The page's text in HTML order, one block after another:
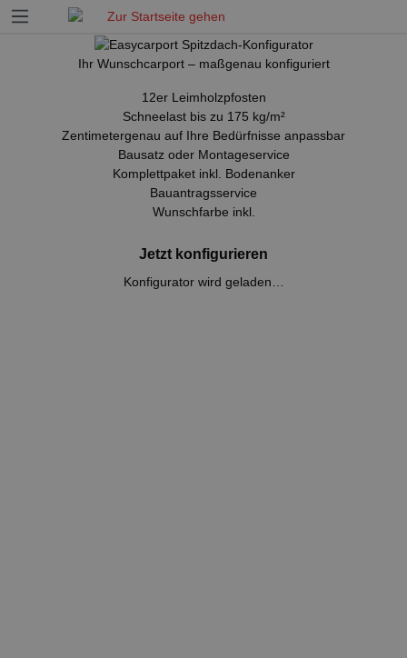
Zur Hauptnavigation springen
Ihr Wunschcarport– maßgenau konfiguriert
12er Leimholzpfosten
Schneelast bis zu 175 kg/m²
Zentimetergenau auf Ihre Bedürfnisse anpassbar
Bausatz oder Montageservice
Komplettpaket inkl. Bodenanker
Bauantragsservice
Wunschfarbe inkl.
Jetzt konfigurieren
Konfigurator wird geladen…